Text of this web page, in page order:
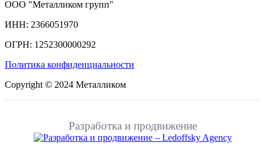
ООО "Металликом групп"
ИНН: 2366051970
ОГРН: 1252300000292
Политика конфиденциальности
Copyright © 2024 Металликом
Разработка и продвижение